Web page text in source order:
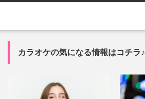
カラオケの気になる情報はコチラ♪